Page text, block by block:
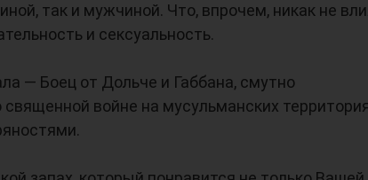
так и мужчиной. Что, впрочем, никак не
и сексуальность.
— Боец от Дольче и Габбана, смутно
войне на мусульманских